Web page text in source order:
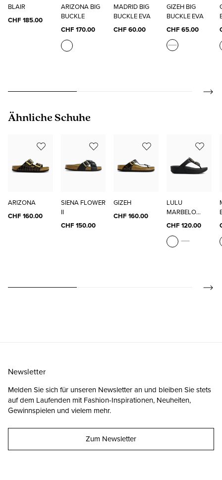
BLAIR
CHF 185.00
ARIZONA BIG
BUCKLE
CHF 170.00
MADRID BIG
BUCKLE EVA
CHF 60.00
GIZEH BIG
BUCKLE EVA
CHF 65.00
Produktgalerie überspringen
Ähnliche Schuhe
ARIZONA
CHF 160.00
SIENA FLOWER
II
CHF 150.00
GIZEH
CHF 160.00
LULU
MARBELO
STONE
CHF 120.00
Newsletter
Melden Sie sich für unseren Newsletter an und bleiben Sie stets
auf dem Laufenden mit Fashion-Inspirationen, Neuheiten,
Gewinnspielen und vielem mehr.
Zum Newsletter